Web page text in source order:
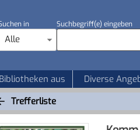
in
Alle
Suchbegriff(e) eingeben
aus Diverse
Trefferliste